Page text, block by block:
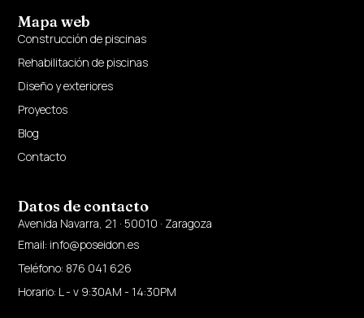
Mapa web
Construcción de piscinas
Rehabilitación de piscinas
Diseño y exteriores
Proyectos
Blog
Contacto
Datos de contacto
Avenida Navarra, 21 · 50010 · Zaragoza
Email: info@poseidon.es
Teléfono: 876 041 626
Horario: L - v 9:30AM - 14:30PM